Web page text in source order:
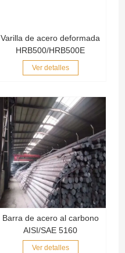
Varilla de acero deformada
HRB500/HRB500E
Ver detalles
Barra de acero al carbono
AISI/SAE 5160
Ver detalles